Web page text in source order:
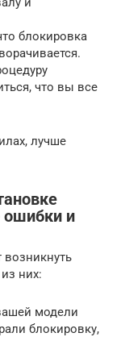
блокировка
что вы все
лучше
ошибки и
возникнуть
них:
модели
блокировку,